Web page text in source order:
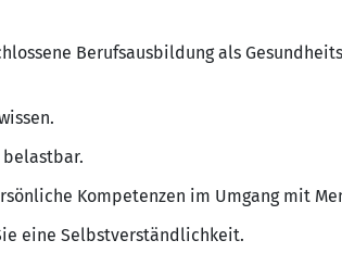
Berufsausbildung als
Kompetenzen im Umgang mit
eine Selbstverständlichkeit.